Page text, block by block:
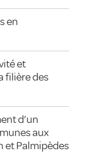
en
et
filière des
d’un
aux
et Palmipèdes